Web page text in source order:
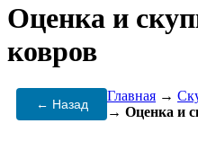
Оценка и
ковров
← Назад
Главная →
→ Оценка и